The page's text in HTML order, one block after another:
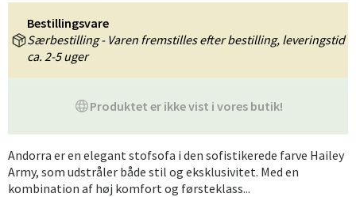
Produktet er ikke vist i vores butik!
Bestillingsvare
Særbestilling - Varen fremstilles efter bestilling, leveringstid
ca. 2-5 uger
Andorra er en elegant stofsofa i den sofistikerede farve Hailey
Army, som udstråler både stil og eksklusivitet. Med en
kombination af høj komfort og førsteklass...